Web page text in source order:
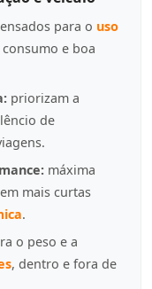
para o uso
e boa
priorizam a
de
máxima
mais curtas
.
o peso e a
, dentro e fora de